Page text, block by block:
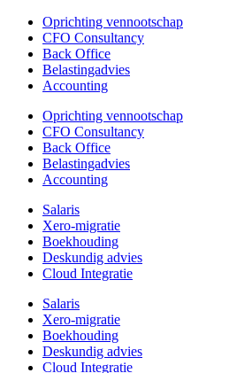
Oprichting vennootschap
CFO Consultancy
Back Office
Belastingadvies
Accounting
Oprichting vennootschap
CFO Consultancy
Back Office
Belastingadvies
Accounting
Salaris
Xero-migratie
Boekhouding
Deskundig advies
Cloud Integratie
Salaris
Xero-migratie
Boekhouding
Deskundig advies
Cloud Integratie